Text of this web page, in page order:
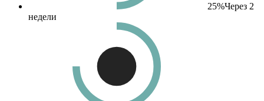
25%Через 2
недели